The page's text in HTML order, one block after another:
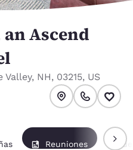
Ascend
Valley, NH, 03215, US
Reuniones